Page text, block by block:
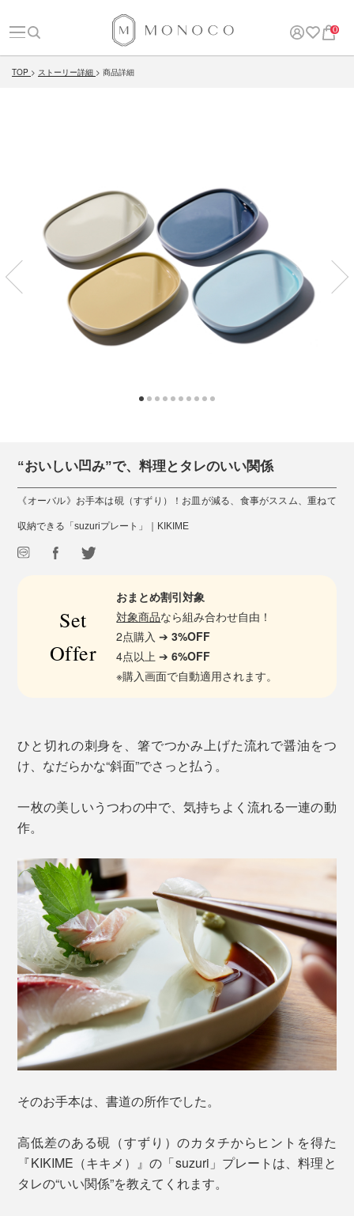
0
TOP ストーリー詳細 商品詳細
“おいしい凹み”で、料理とタレのいい関係
《オーバル》お手本は硯（すずり）！お皿が減る、食事がススム、重ねて
収納できる「suzuriプレート」｜KIKIME
Set
Offer
おまとめ割引対象
対象商品なら組み合わせ自由！
2点購入 ➔3%OFF
4点以上 ➔6%OFF
※購入画面で自動適用されます。
ひと切れの刺身を、箸でつかみ上げた流れで醤油をつ
け、なだらかな“斜面”でさっと払う。
一枚の美しいうつわの中で、気持ちよく流れる一連の動
作。
そのお手本は、書道の所作でした。
高低差のある硯（すずり）のカタチからヒントを得た
『KIKIME（キキメ）』の「suzuri」プレートは、料理と
タレの“いい関係”を教えてくれます。